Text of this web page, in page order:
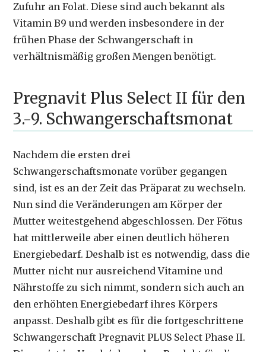
Zufuhr an Folat. Diese sind auch bekannt als
Vitamin B9 und werden insbesondere in der
frühen Phase der Schwangerschaft in
verhältnismäßig großen Mengen benötigt.
Pregnavit Plus Select II für den
3.-9. Schwangerschaftsmonat
Nachdem die ersten drei
Schwangerschaftsmonate vorüber gegangen
sind, ist es an der Zeit das Präparat zu wechseln.
Nun sind die Veränderungen am Körper der
Mutter weitestgehend abgeschlossen. Der Fötus
hat mittlerweile aber einen deutlich höheren
Energiebedarf. Deshalb ist es notwendig, dass die
Mutter nicht nur ausreichend Vitamine und
Nährstoffe zu sich nimmt, sondern sich auch an
den erhöhten Energiebedarf ihres Körpers
anpasst. Deshalb gibt es für die fortgeschrittene
Schwangerschaft Pregnavit PLUS Select Phase II.